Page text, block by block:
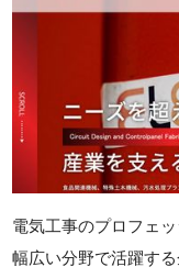
電気工事のプロフェ
幅広い分野で活躍す